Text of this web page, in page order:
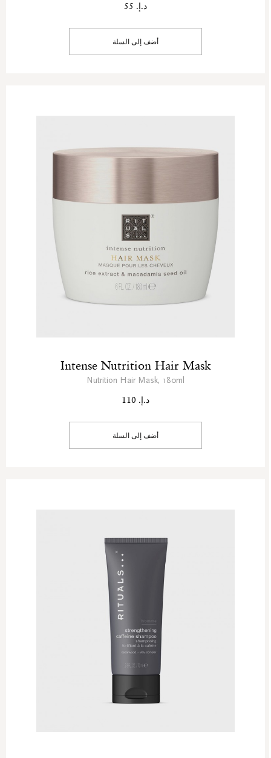
د.إ. 55
أضف إلى السلة
Intense Nutrition Hair Mask
Nutrition Hair Mask, 180ml
د.إ. 110
أضف إلى السلة